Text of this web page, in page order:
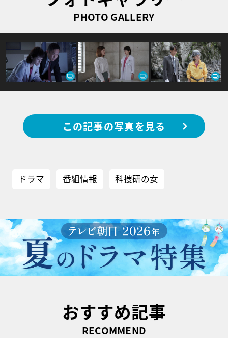
PHOTO GALLERY
この記事の写真を見る
ドラマ 番組情報 科捜研の女
おすすめ記事
RECOMMEND